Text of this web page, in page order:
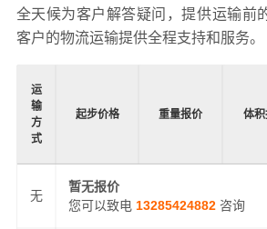
全天候为客户解答疑问，提供运输前
客户的物流运输提供全程支持和服务。
运
输
方
式
起步价格 重量报价 体
无
暂无报价
您可以致电 13285424882 咨询